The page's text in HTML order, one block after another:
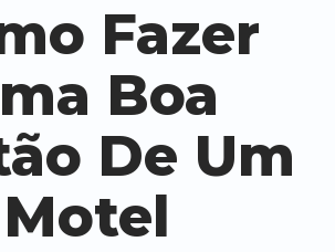
Fazer
Boa
De Um
Motel